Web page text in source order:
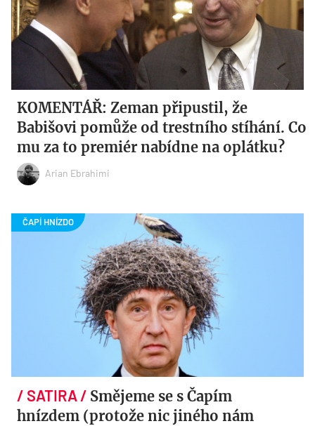
KOMENTÁŘ: Zeman připustil, že
Babišovi pomůže od trestního stíhání. Co
mu za to premiér nabídne na oplátku?
Arian Ebrahimi
Smějeme se s Čapím
hnízdem (protože nic jiného nám